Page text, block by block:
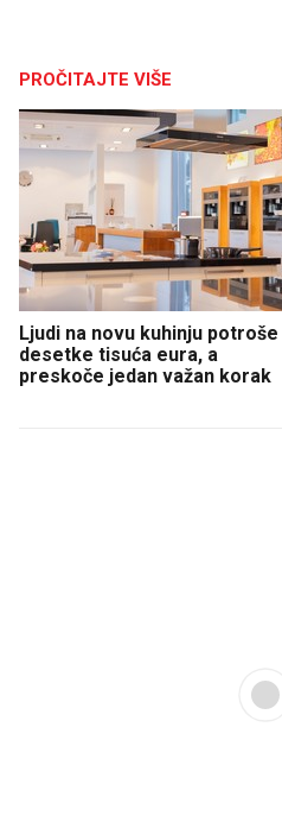
PROČITAJTE VIŠE
Ljudi na novu kuhinju potroše
desetke tisuća eura, a
preskoče jedan važan korak